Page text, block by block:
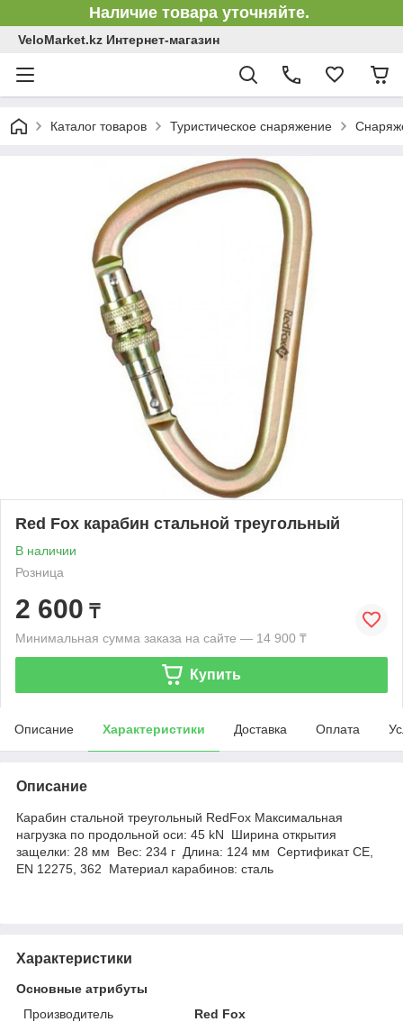
Наличие товара уточняйте.
VeloMarket.kz Интернет-магазин
Каталог товаров Туристическое снаряжение
Red Fox карабин стальной треугольный
В наличии
Розница
2 600 ₸
Минимальная сумма заказа на сайте — 14 900 ₸
Купить
Описание Характеристики Доставка Оплата
Описание
Карабин стальной треугольный RedFox Максимальная
нагрузка по продольной оси: 45 kN Ширина открытия
защелки: 28 мм Вес: 234 г Длина: 124 мм Сертификат CE,
EN 12275, 362 Материал карабинов: сталь
Характеристики
Основные атрибуты
Производитель
Red Fox